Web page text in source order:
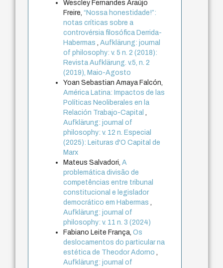
Wescley Fernandes Araújo
Freire,“Nossa honestidade!”:
notas críticas sobre a
controvérsia filosófica Derrida-
Habermas,Aufklärung: journal
of philosophy: v. 5 n. 2 (2018):
Revista Aufklärung. v.5, n. 2
(2019), Maio-Agosto
Yoan Sebastian Amaya Falcón,
América Latina: Impactos de las
Políticas Neoliberales en la
Relación Trabajo-Capital,
Aufklärung: journal of
philosophy: v. 12 n. Especial
(2025): Leituras d'O Capital de
Marx
Mateus Salvadori,A
problemática divisão de
competências entre tribunal
constitucional e legislador
democrático em Habermas,
Aufklärung: journal of
philosophy: v. 11 n. 3 (2024)
Fabiano Leite França,Os
deslocamentos do particular na
estética de Theodor Adorno,
Aufklärung: journal of